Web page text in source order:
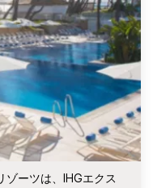
ゾーツは、IHGエクス